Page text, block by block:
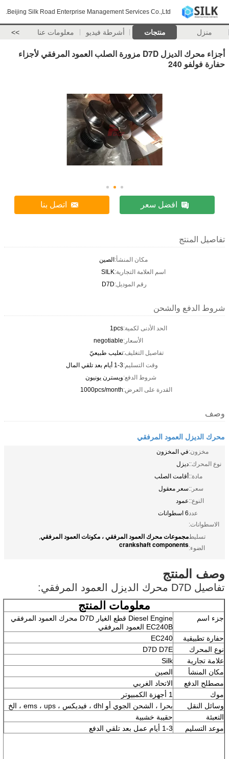
Beijing Silk Road Enterprise Management Services Co.,Ltd.
منزل منتجات أشرطة فيديو معلومات عنا >>
أجزاء محرك الديزل D7D مزورة الصلب العمود المرفقي لأجزاء
حفارة فولفو 240
افضل سعر اتصل بنا
تفاصيل المنتج
مكان المنشأ:الصين
اسم العلامة التجارية:SILK
رقم الموديل:D7D
شروط الدفع والشحن
الحد الأدنى لكمية:1pcs
الأسعار:negotiable
تفاصيل التغليف:تعليب طبيعيّ
وقت التسليم:1-3 أيام بعد تلقي المال
شروط الدفع:ويسترن يونيون
القدرة على العرض:1000pcs/month
وصف
محرك الديزل العمود المرفقي
مخزون:في المخزون
نوع المحرك::ديزل
مادة::أقامت الصلب
سعر::سعر معقول
النوع::عمود
عدد
الاسطوانات:
6 اسطوانات
تسليط
الضوء:
مجموعات محرك العمود المرفقي ، مكونات العمود المرفقي,
crankshaft components
وصف المنتج
تفاصيل D7D محرك الديزل العمود المرفقي:
معلومات المنتج
جزء اسم
Diesel Engine قطع الغيار D7D محرك العمود المرفقي
EC240B العمود المرفقي
حفارة تطبيقية
EC240
نوع المحرك
D7D D7E
علامة تجارية
Silk
مكان المنشأ
الصين
مصطلح الدفع
الاتحاد الغربي
موك
1 أجهزة الكمبيوتر
وسائل النقل
بحرا ، الشحن الجوي أو dhl ، فيديكس ، ems ، ups ، الخ
التعبئة
حقيبة خشبية
موعد التسليم
1-3 أيام عمل بعد تلقي الدفع